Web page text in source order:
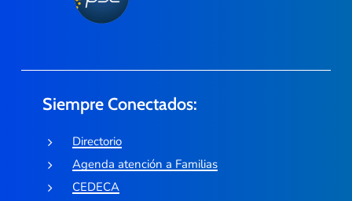
Siempre Conectados:
Directorio
Agenda atención a Familias
CEDECA